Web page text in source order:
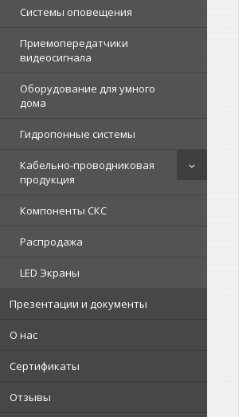
Системы оповещения
Приемопередатчики
видеосигнала
Оборудование для умного
дома
Гидропонные системы
Кабельно-проводниковая
продукция
Компоненты СКС
Распродажа
LED Экраны
Презентации и документы
О нас
Сертификаты
Отзывы